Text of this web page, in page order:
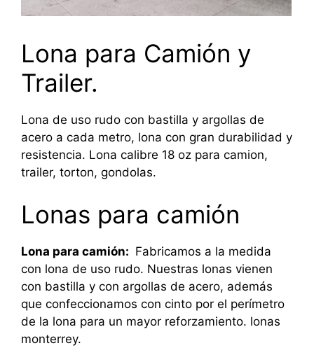
Lona para Camión y
Trailer.
Lona de uso rudo con bastilla y argollas de
acero a cada metro, lona con gran durabilidad y
resistencia. Lona calibre 18 oz para camion,
trailer, torton, gondolas.
Lonas para camión
Lona para camión: Fabricamos a la medida
con lona de uso rudo. Nuestras lonas vienen
con bastilla y con argollas de acero, además
que confeccionamos con cinto por el perímetro
de la lona para un mayor reforzamiento. lonas
monterrey.